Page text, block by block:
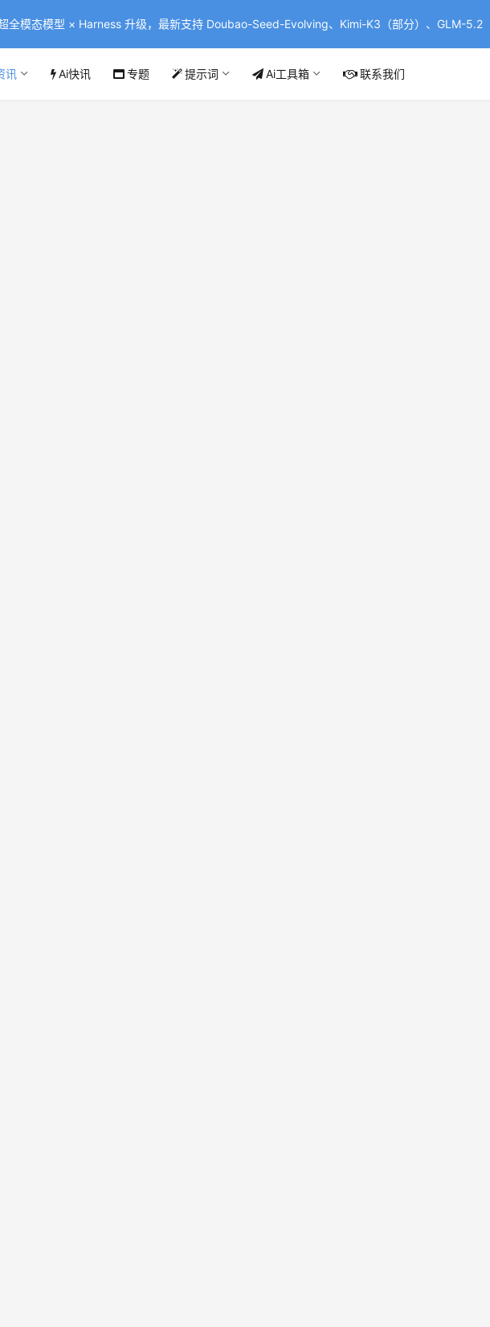
全模态模型 × Harness 升级，最新支持 Doubao-Seed-Evolving、Kimi-K3（部分）、GLM-5.2
讯 Ai快讯 专题 提示词 Ai工具箱 联系我们